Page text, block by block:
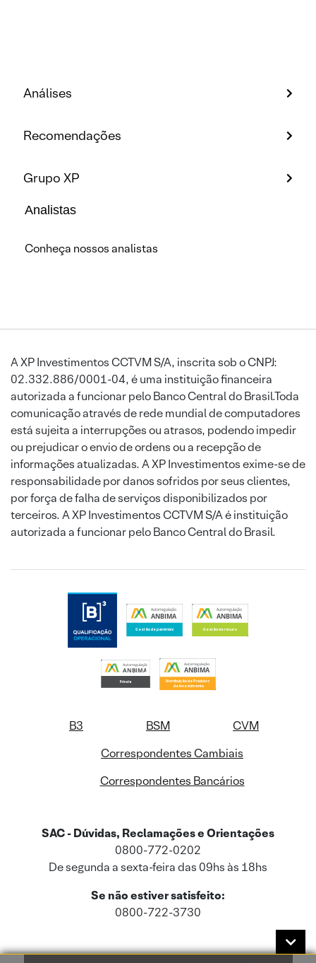
Análises
Recomendações
Grupo XP
Analistas
Conheça nossos analistas
A XP Investimentos CCTVM S/A, inscrita sob o CNPJ:
02.332.886/0001-04, é uma instituição financeira
autorizada a funcionar pelo Banco Central do Brasil.Toda
comunicação através de rede mundial de computadores
está sujeita a interrupções ou atrasos, podendo impedir
ou prejudicar o envio de ordens ou a recepção de
informações atualizadas. A XP Investimentos exime-se de
responsabilidade por danos sofridos por seus clientes,
por força de falha de serviços disponibilizados por
terceiros. A XP Investimentos CCTVM S/A é instituição
autorizada a funcionar pelo Banco Central do Brasil.
B3 BSM
CVM
Correspondentes Cambiais
Correspondentes Bancários
SAC - Dúvidas, Reclamações e Orientações
0800-772-0202
De segunda a sexta-feira das 09hs às 18hs
Se não estiver satisfeito:
0800-722-3730